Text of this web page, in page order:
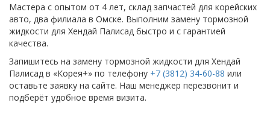
Мастера с опытом от 4 лет, склад запчастей для корейских
авто, два филиала в Омске. Выполним замену тормозной
жидкости для Хендай Палисад быстро и с гарантией
качества.
Запишитесь на замену тормозной жидкости для Хендай
Палисад в «Корея+» по телефону +7 (3812) 34-60-88 или
оставьте заявку на сайте. Наш менеджер перезвонит и
подберёт удобное время визита.